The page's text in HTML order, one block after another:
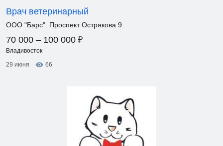
Врач ветеринарный
ООО "Барс". Проспект Острякова 9
70 000 – 100 000 ₽
Владивосток
29 июня
66